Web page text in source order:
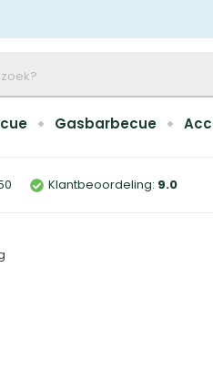
Gasbarbecue
Klantbeoordeling: 9.0